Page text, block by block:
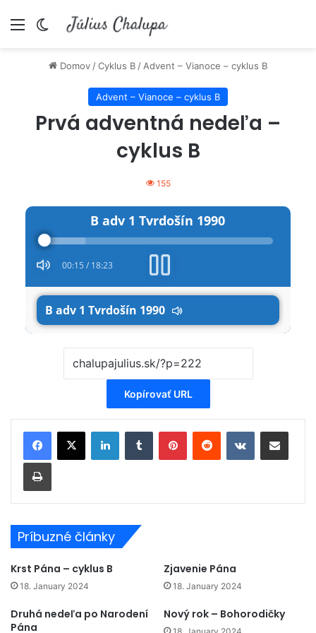
Menu Switch skin
Domov/Cyklus B/Advent – Vianoce – cyklus B
Advent – Vianoce – cyklus B
Prvá adventná nedeľa –
cyklus B
155
Audio
B adv 1 Tvrdošín 1990
00:15 / 18:23
B adv 1 Tvrdošín 1990
Kopírovať URL
LinkedInTumblr PinterestReddit VKontakteZdieľať cez email
Tlačiť
Príbuzné články
Krst Pána – cyklus B
18. January 2024
Zjavenie Pána
18. January 2024
Druhá nedeľa po Narodení
Pána
Nový rok – Bohorodičky